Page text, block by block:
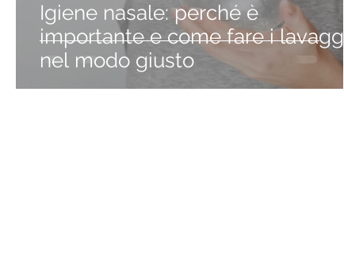
Igiene nasale: perché è
importante e come fare i lavaggi
nel modo giusto